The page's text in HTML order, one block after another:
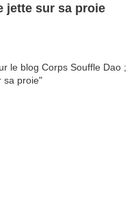
jette sur sa proie